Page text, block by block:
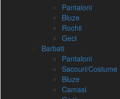
Pantaloni
Bluze
Rochii
Geci
Barbati
Pantaloni
Sacouri/Costume
Bluze
Camasi